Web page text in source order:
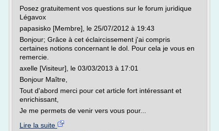
Posez gratuitement vos questions sur le forum juridique
Légavox
papasisko [Membre], le 25/07/2012 à 19:43
Bonjour; Grâce à cet éclaircissement j'ai compris
certaines notions concernant le dol. Pour cela je vous en
remercie.
axelle [Visiteur], le 03/03/2013 à 17:01
Bonjour Maître,
Tout d'abord merci pour cet article fort intéressant et
enrichissant,
Je me permets de venir vers vous pour...
Lire la suite